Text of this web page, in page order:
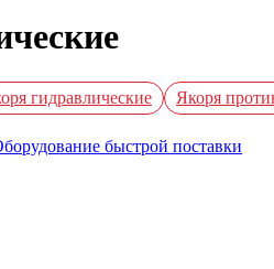
гидравлические Якоря
быстрой поставки